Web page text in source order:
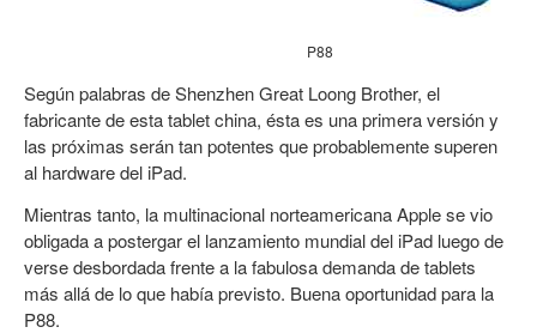
P88
Según palabras de Shenzhen Great Loong Brother, el
fabricante de esta tablet china, ésta es una primera versión y
las próximas serán tan potentes que probablemente superen
al hardware del iPad.
Mientras tanto, la multinacional norteamericana Apple se vio
obligada a postergar el lanzamiento mundial del iPad luego de
verse desbordada frente a la fabulosa demanda de tablets
más allá de lo que había previsto. Buena oportunidad para la
P88.